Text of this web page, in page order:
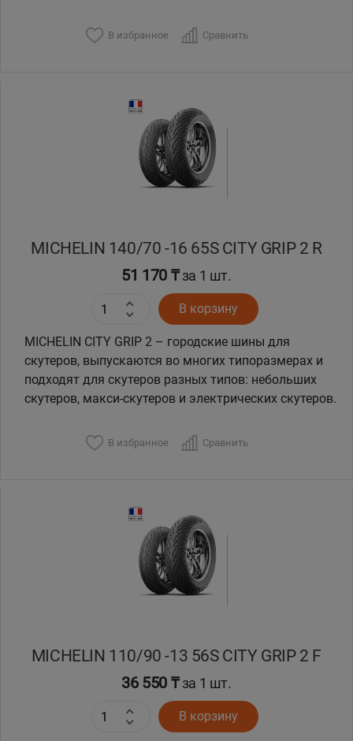
В избранное Сравнить
MICHELIN 140/70 -16 65S CITY GRIP 2 R
51 170 ₸за 1 шт.
В корзину
MICHELIN CITY GRIP 2 – городские шины для
скутеров, выпускаются во многих типоразмерах и
подходят для скутеров разных типов: небольших
скутеров, макси-скутеров и электрических скутеров.
В избранное Сравнить
MICHELIN 110/90 -13 56S CITY GRIP 2 F
36 550 ₸за 1 шт.
В корзину